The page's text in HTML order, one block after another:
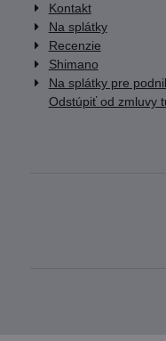
Kontakt
Na splátky
Recenzie
Shimano
Na splátky pre
Odstúpiť od zmluvy